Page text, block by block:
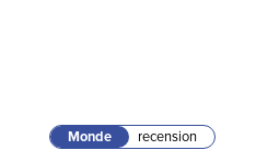
Monde recension